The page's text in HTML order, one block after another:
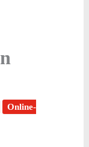
Online-